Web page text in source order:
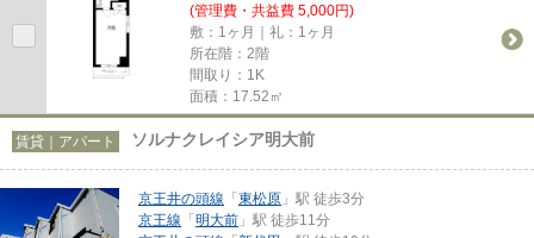
(管理費・共益費 5,000円)
敷：1ヶ月｜礼：1ヶ月
所在階：2階
間取り：1K
面積：17.52㎡
賃貸｜アパート ソルナクレイシア明大前
京王井の頭線 「東松原 」駅 徒歩3分
京王線 「明大前 」駅 徒歩11分